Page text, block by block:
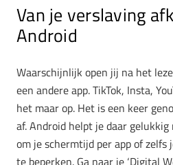
Van je verslaving
Android
Waarschijnlijk open jij na het
een andere app. TikTok, Insta,
het maar op. Het is een keer
af. Android helpt je daar
om je schermtijd per app of zelfs
te beperken. Ga naar je ‘Digital